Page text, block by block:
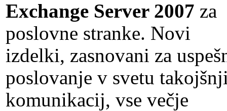
Exchange Server 2007 za
poslovne stranke. Novi
izdelki, zasnovani za
poslovanje v svetu
komunikacij, vse večje